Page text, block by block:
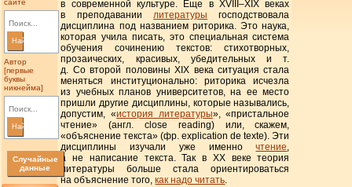
сайте
Найти
Автор
[первые
буквы
никнейма]
Найти
Случайные
данные
в современной культуре. Еще вXVIII–XIX веках
в преподаваниилитературы господствовала
дисциплина под названием риторика. Это наука,
которая учила писать, это специальная система
обучения сочинению текстов: стихотворных,
прозаических, красивых, убедительных и т.
д. Со второй половины XIX века ситуация стала
меняться институционально: риторика исчезла
из учебных планов университетов, на ее место
пришли другие дисциплины, которые назывались,
допустим, «история литературы», «пристальное
чтение» (англ. close reading) или, скажем,
«объяснение текста» (фр. explication de texte). Эти
дисциплины изучали уже именночтение,
а не написание текста. Так в XX веке теория
литературы больше стала ориентироваться
на объяснение того,как надо читать.